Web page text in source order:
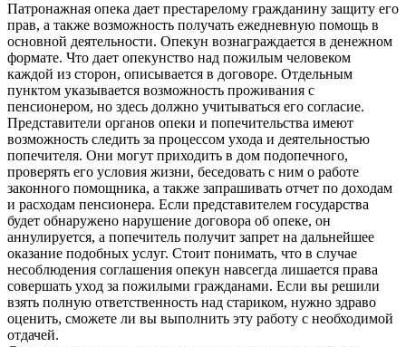
Патронажная опека дает престарелому гражданину защиту его
прав, а также возможность получать ежедневную помощь в
основной деятельности. Опекун вознаграждается в денежном
формате. Что дает опекунство над пожилым человеком
каждой из сторон, описывается в договоре. Отдельным
пунктом указывается возможность проживания с
пенсионером, но здесь должно учитываться его согласие.
Представители органов опеки и попечительства имеют
возможность следить за процессом ухода и деятельностью
попечителя. Они могут приходить в дом подопечного,
проверять его условия жизни, беседовать с ним о работе
законного помощника, а также запрашивать отчет по доходам
и расходам пенсионера. Если представителем государства
будет обнаружено нарушение договора об опеке, он
аннулируется, а попечитель получит запрет на дальнейшее
оказание подобных услуг. Стоит понимать, что в случае
несоблюдения соглашения опекун навсегда лишается права
совершать уход за пожилыми гражданами. Если вы решили
взять полную ответственность над стариком, нужно здраво
оценить, сможете ли вы выполнить эту работу с необходимой
отдачей.